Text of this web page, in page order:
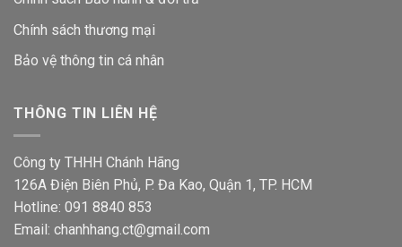
Chính sách thương mại
Bảo vệ thông tin cá nhân
THÔNG TIN LIÊN HỆ
Công ty THHH Chánh Hãng
126A Điện Biên Phủ, P. Đa Kao, Quận 1, TP. HCM
Hotline: 091 8840 853
Email: chanhhang.ct@gmail.com